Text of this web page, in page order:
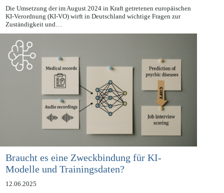
Die Umsetzung der im August 2024 in Kraft getretenen europäischen
KI-Verordnung (KI-VO) wirft in Deutschland wichtige Fragen zur
Zuständigkeit und…
Braucht es eine Zweckbindung für KI-
Modelle und Trainingsdaten?
12.06.2025